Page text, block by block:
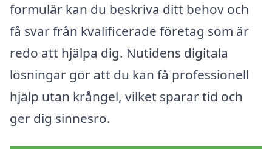
formulär kan du beskriva ditt behov och
få svar från kvalificerade företag som är
redo att hjälpa dig. Nutidens digitala
lösningar gör att du kan få professionell
hjälp utan krångel, vilket sparar tid och
ger dig sinnesro.